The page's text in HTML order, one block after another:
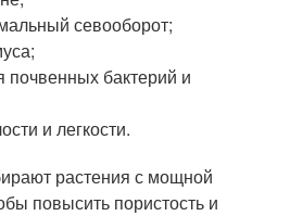
севооборот;
почвенных бактерий и
и легкости.
растения с мощной
повысить пористость и